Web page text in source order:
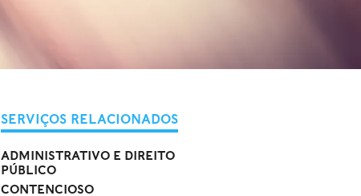
SERVIÇOS RELACIONADOS
ADMINISTRATIVO E DIREITO
PÚBLICO
CONTENCIOSO